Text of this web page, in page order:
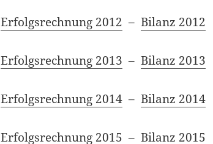
Erfolgsrechnung 2012 –Bilanz 2012
Erfolgsrechnung 2013 –Bilanz 2013
Erfolgsrechnung 2014 –Bilanz 2014
Erfolgsrechnung 2015 –Bilanz 2015